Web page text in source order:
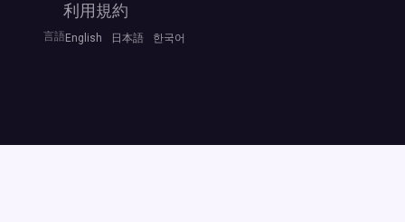
利用規約
言語 English 日本語 한국어